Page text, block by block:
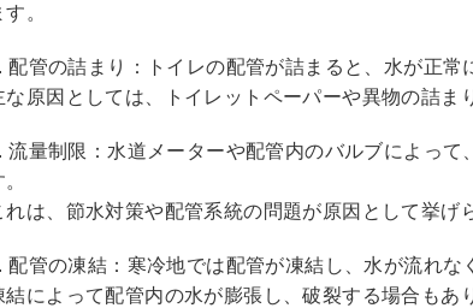
す。
配管の詰まり：トイレの配管が詰まると、水が正常
な原因としては、トイレットペーパーや異物の詰ま
流量制限：水道メーターや配管内のバルブによって
れは、節水対策や配管系統の問題が原因として挙げ
配管の凍結：寒冷地では配管が凍結し、水が流れな
結によって配管内の水が膨張し、破裂する場合もあ